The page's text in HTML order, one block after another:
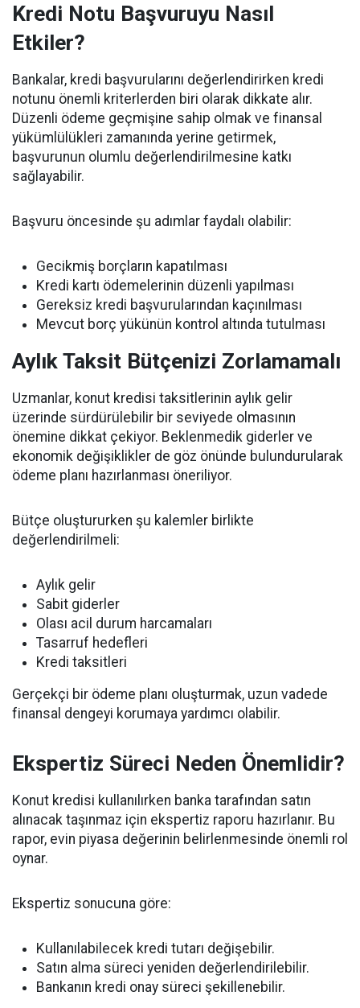
Kredi Notu Başvuruyu Nasıl
Etkiler?
Bankalar, kredi başvurularını değerlendirirken kredi
notunu önemli kriterlerden biri olarak dikkate alır.
Düzenli ödeme geçmişine sahip olmak ve finansal
yükümlülükleri zamanında yerine getirmek,
başvurunun olumlu değerlendirilmesine katkı
sağlayabilir.
Başvuru öncesinde şu adımlar faydalı olabilir:
Gecikmiş borçların kapatılması
Kredi kartı ödemelerinin düzenli yapılması
Gereksiz kredi başvurularından kaçınılması
Mevcut borç yükünün kontrol altında tutulması
Aylık Taksit Bütçenizi Zorlamamalı
Uzmanlar, konut kredisi taksitlerinin aylık gelir
üzerinde sürdürülebilir bir seviyede olmasının
önemine dikkat çekiyor. Beklenmedik giderler ve
ekonomik değişiklikler de göz önünde bulundurularak
ödeme planı hazırlanması öneriliyor.
Bütçe oluştururken şu kalemler birlikte
değerlendirilmeli:
Aylık gelir
Sabit giderler
Olası acil durum harcamaları
Tasarruf hedefleri
Kredi taksitleri
Gerçekçi bir ödeme planı oluşturmak, uzun vadede
finansal dengeyi korumaya yardımcı olabilir.
Ekspertiz Süreci Neden Önemlidir?
Konut kredisi kullanılırken banka tarafından satın
alınacak taşınmaz için ekspertiz raporu hazırlanır. Bu
rapor, evin piyasa değerinin belirlenmesinde önemli rol
oynar.
Ekspertiz sonucuna göre:
Kullanılabilecek kredi tutarı değişebilir.
Satın alma süreci yeniden değerlendirilebilir.
Bankanın kredi onay süreci şekillenebilir.